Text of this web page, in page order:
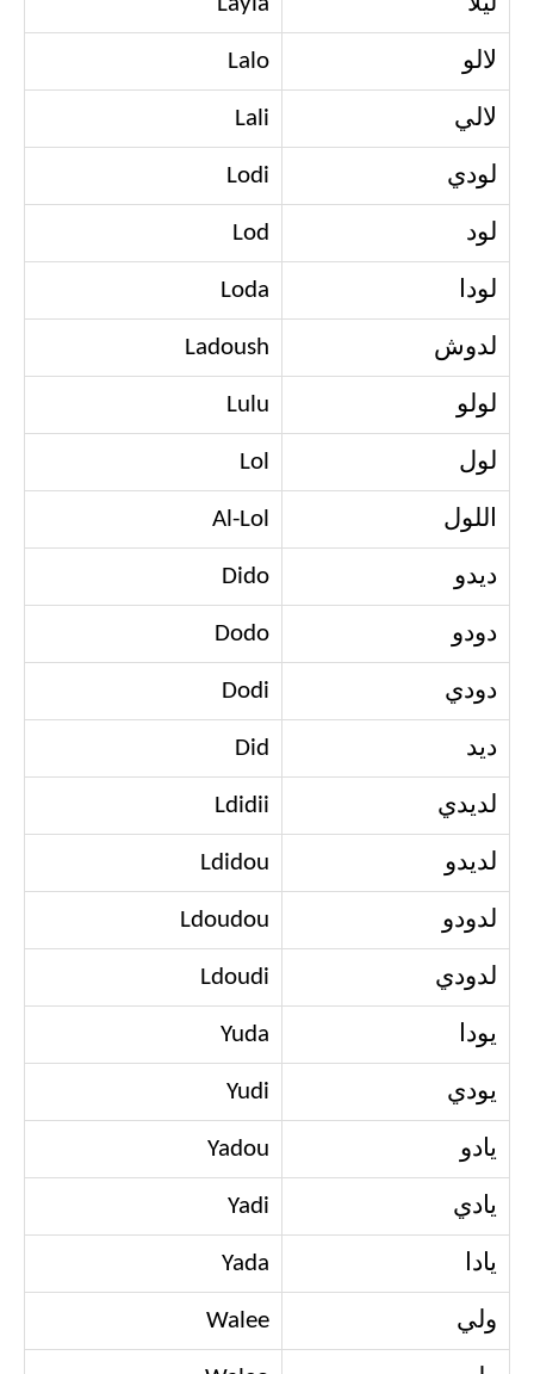
لالو Lalo
لالي Lali
لودي Lodi
لود Lod
لودا Loda
لدوش Ladoush
لولو Lulu
لول Lol
اللول Al-Lol
ديدو Dido
دودو Dodo
دودي Dodi
ديد Did
لديدي Ldidii
لديدو Ldidou
لدودو Ldoudou
لدودي Ldoudi
يودا Yuda
يودي Yudi
يادو Yadou
يادي Yadi
يادا Yada
ولي Walee